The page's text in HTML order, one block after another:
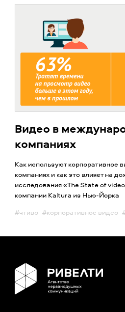
Видео в
компаниях
Как используют корпоративное
компаниях и как это влияет на
исследования «The State of
компании Kaltura из Нью-Йорка
#чтиво #корпоративное видео